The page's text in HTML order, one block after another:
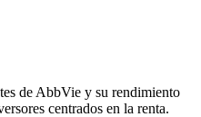
de AbbVie y su rendimiento
centrados en la renta.